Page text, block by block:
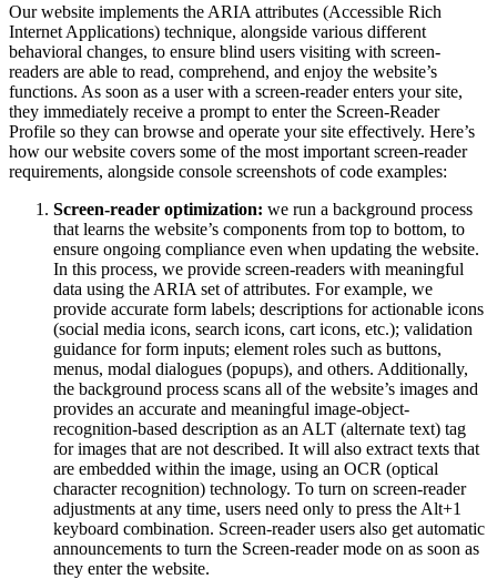
Our website implements the ARIA attributes (Accessible Rich
Internet Applications) technique, alongside various different
behavioral changes, to ensure blind users visiting with screen-
readers are able to read, comprehend, and enjoy the website’s
functions. As soon as a user with a screen-reader enters your site,
they immediately receive a prompt to enter the Screen-Reader
Profile so they can browse and operate your site effectively. Here’s
how our website covers some of the most important screen-reader
requirements, alongside console screenshots of code examples:
Screen-reader optimization: we run a background process
that learns the website’s components from top to bottom, to
ensure ongoing compliance even when updating the website.
In this process, we provide screen-readers with meaningful
data using the ARIA set of attributes. For example, we
provide accurate form labels; descriptions for actionable icons
(social media icons, search icons, cart icons, etc.); validation
guidance for form inputs; element roles such as buttons,
menus, modal dialogues (popups), and others. Additionally,
the background process scans all of the website’s images and
provides an accurate and meaningful image-object-
recognition-based description as an ALT (alternate text) tag
for images that are not described. It will also extract texts that
are embedded within the image, using an OCR (optical
character recognition) technology. To turn on screen-reader
adjustments at any time, users need only to press the Alt+1
keyboard combination. Screen-reader users also get automatic
announcements to turn the Screen-reader mode on as soon as
they enter the website.